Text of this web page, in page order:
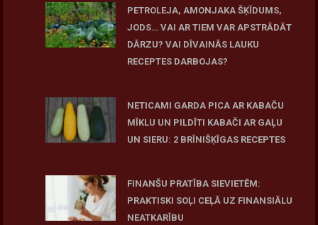
PETROLEJA, AMONJAKA ŠĶĪDUMS,
JODS… VAI AR TIEM VAR APSTRĀDĀT
DĀRZU? VAI DĪVAINĀS LAUKU
RECEPTES DARBOJAS?
NETICAMI GARDA PICA AR KABAČU
MĪKLU UN PILDĪTI KABAČI AR GAĻU
UN SIERU: 2 BRĪNIŠĶĪGAS RECEPTES
FINANŠU PRATĪBA SIEVIETĒM:
PRAKTISKI SOĻI CEĻĀ UZ FINANSIĀLU
NEATKARĪBU